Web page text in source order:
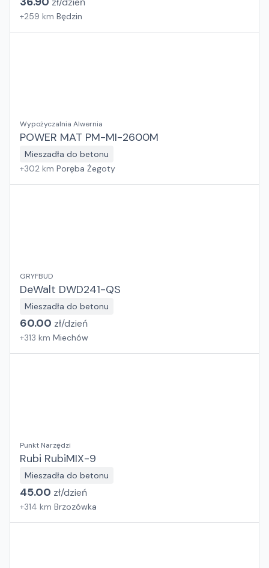
+259 km Będzin
Wypożyczalnia Alwernia
POWER MAT PM-MI-2600M
Mieszadła do betonu
+302 km Poręba Żegoty
GRYFBUD
DeWalt DWD241-QS
Mieszadła do betonu
60.00 zł/dzień
+313 km Miechów
Punkt Narzędzi
Rubi RubiMIX-9
Mieszadła do betonu
45.00 zł/dzień
+314 km Brzozówka